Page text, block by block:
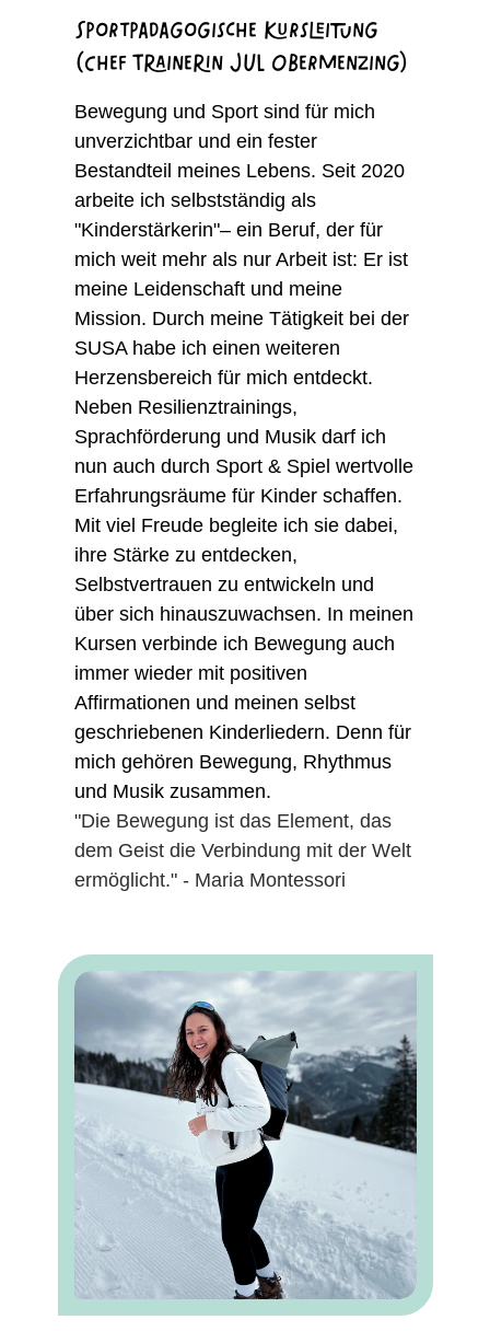
Sportpädagogische Kursleitung
(Chef Trainerin JUL Obermenzing)
Bewegung und Sport sind für mich
unverzichtbar und ein fester
Bestandteil meines Lebens. Seit 2020
arbeite ich selbstständig als
"Kinderstärkerin"– ein Beruf, der für
mich weit mehr als nur Arbeit ist: Er ist
meine Leidenschaft und meine
Mission. Durch meine Tätigkeit bei der
SUSA habe ich einen weiteren
Herzensbereich für mich entdeckt.
Neben Resilienztrainings,
Sprachförderung und Musik darf ich
nun auch durch Sport & Spiel wertvolle
Erfahrungsräume für Kinder schaffen.
Mit viel Freude begleite ich sie dabei,
ihre Stärke zu entdecken,
Selbstvertrauen zu entwickeln und
über sich hinauszuwachsen. In meinen
Kursen verbinde ich Bewegung auch
immer wieder mit positiven
Affirmationen und meinen selbst
geschriebenen Kinderliedern. Denn für
mich gehören Bewegung, Rhythmus
und Musik zusammen.
"Die Bewegung ist das Element, das
dem Geist die Verbindung mit der Welt
ermöglicht." - Maria Montessori